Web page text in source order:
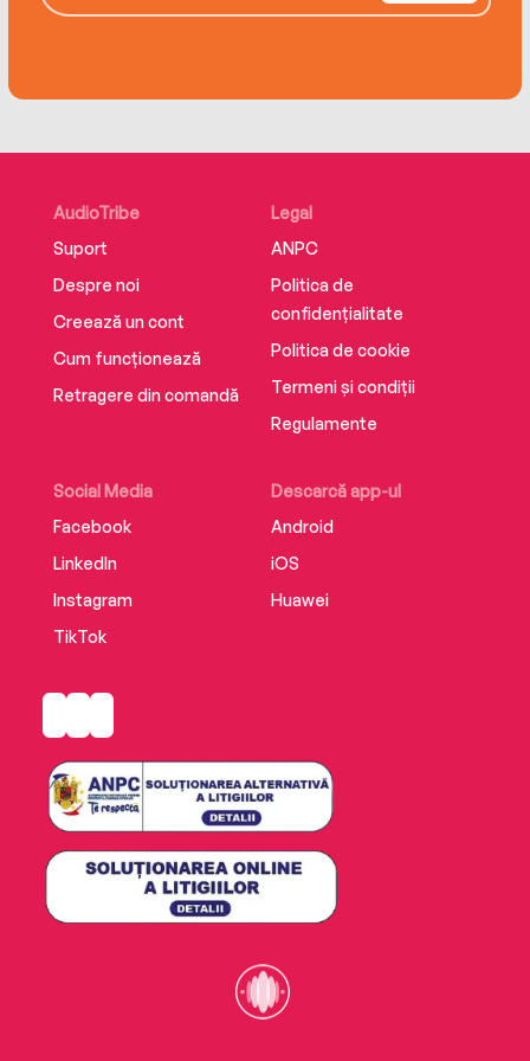
AudioTribe
Suport
Despre noi
Creează un cont
Cum funcționează
Retragere din comandă
Social Media
Facebook
LinkedIn
Instagram
TikTok
Descarcă app-ul
Android
iOS
Huawei
Legal
ANPC
Politica de
confidențialitate
Politica de cookie
Termeni și condiții
Regulamente